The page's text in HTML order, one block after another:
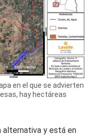
en el que se advierten
hay hectáreas
alternativa y está en